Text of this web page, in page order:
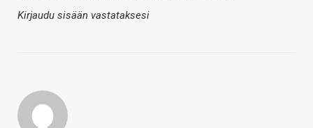
Kirjaudu sisään vastataksesi